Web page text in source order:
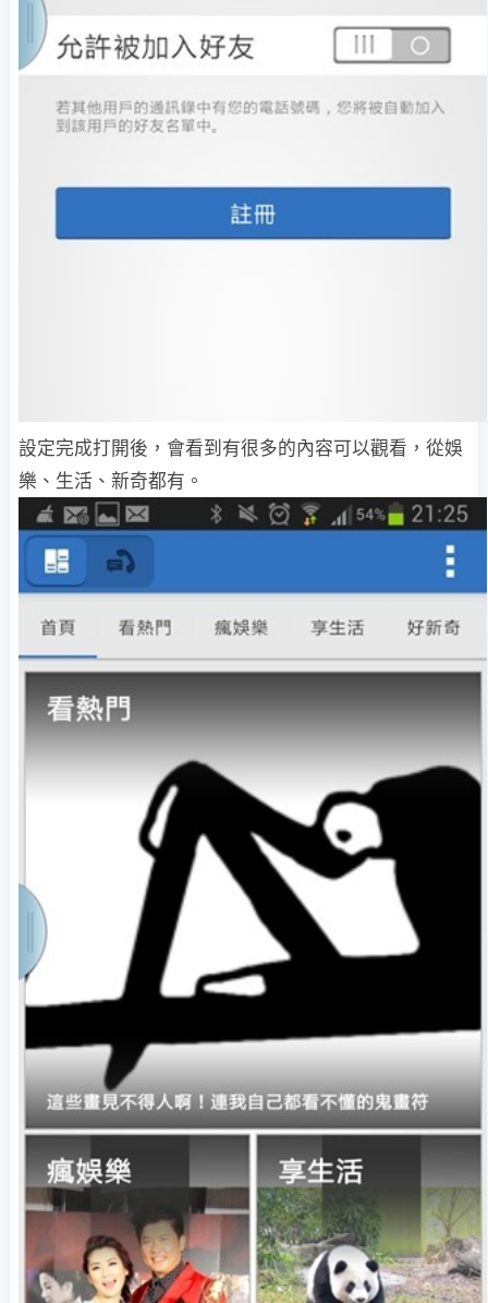
設定完成打開後，會看到有很多的內容可以觀看，從娛
樂、生活、新奇都有。